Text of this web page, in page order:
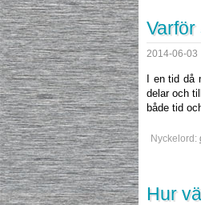
2014-06-03
I en tid
delar och
både tid
Nyckelord:
Hur